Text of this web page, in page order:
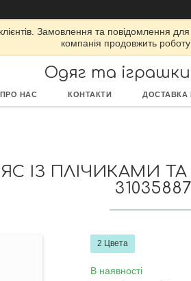
Замовлення та повідомлення
компанія продовжить
Одяг та іграшки
ПРО НАС КОНТАКТИ ДОСТАВКА
ІЗ ПЛІЧИКАМИ
31035887
2 Цвета
В наявності